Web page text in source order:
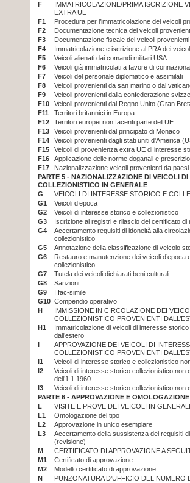
F
IMMATRICOLAZIONE/PRIMA ISCRIZIONE
EXTRA UE
F1
Procedura per l’immatricolazione dei veicoli
F2
Documentazione tecnica dei veicoli
F3
Documentazione fiscale dei veicoli
F4
Immatricolazione e iscrizione al PRA dei
F5
Veicoli alienati dai comandi militari USA
F6
Veicoli già immatricolati a favore di
F7
Veicoli del personale diplomatico e assimilati
F8
Veicoli provenienti da san marino o dal
F9
Veicoli provenienti dalla confederazione
F10
Veicoli provenienti dal Regno Unito (Gran
F11
Territori britannici in Europa
F12
Territori europei non facenti parte dell’UE
F13
Veicoli provenienti dal principato di Monaco
F14
Veicoli provenienti dagli stati uniti d'America
F15
Veicoli di provenienza extra UE di interesse
F16
Applicazione delle norme doganali e
F17
Nazionalizzazione veicoli provenienti da
PARTE 5 - NAZIONALIZZAZIONE DI VEICOLI DI
COLLEZIONISTICO IN GENERALE
G
VEICOLI DI INTERESSE STORICO E
G1
Veicoli d’epoca
G2
Veicoli di interesse storico e collezionistico
G3
Iscrizione ai registri e rilascio del certificato
G4
Accertamento requisiti di idoneità alla
collezionistico
G5
Annotazione della classificazione di veicolo
G6
Restauro e manutenzione dei veicoli d’epoca
collezionistico
G7
Tutela dei veicoli dichiarati beni culturali
G8
Sanzioni
G9
I fac-simile
G10 Compendio operativo
H
IMMISSIONE IN CIRCOLAZIONE DEI
COLLEZIONISTICO PROVENIENTI
H1
Immatricolazione di veicoli di interesse
dall’estero
I
APPROVAZIONE DEI VEICOLI DI
COLLEZIONISTICO PROVENIENTI
I1
Veicoli di interesse storico e collezionistico
I2
Veicoli di interesse storico collezionistico non
dell’1.1.1960
I3
Veicoli di interesse storico collezionistico non
PARTE 6 - APPROVAZIONE E
L
VISITE E PROVE DEI VEICOLI IN
L1
Omologazione del tipo
L2
Approvazione in unico esemplare
L3
Accertamento della sussistenza dei requisiti
(revisione)
M
CERTIFICATO DI APPROVAZIONE A
M1
Certificato di approvazione
M2
Modello certificato di approvazione
N
PUNZONATURA D’UFFICIO DEL NUMERO